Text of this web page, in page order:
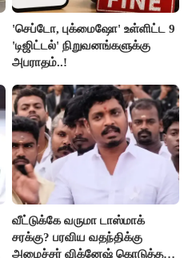
'செப்டோ, புக்மைஷோ' உள்ளிட்ட 9
'டிஜிட்டல்' நிறுவனங்களுக்கு
அபராதம்..!
வீட்டுக்கே வருமா டாஸ்மாக்
சரக்கு? பரவிய வதந்திக்கு
அமைச்சர் விக்னேஷ் கொடுத்த